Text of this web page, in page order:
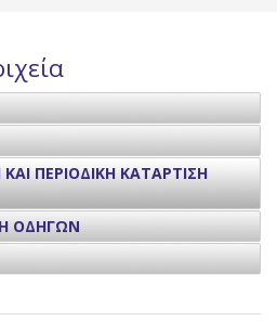
ΠΕΡΙΟΔΙΚΗ ΚΑΤΑΡΤΙΣΗ
ΟΔΗΓΩΝ